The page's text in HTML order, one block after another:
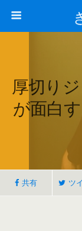
厚切り
が面白
共有 ツ